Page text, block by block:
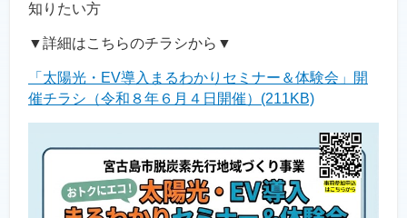
知りたい方
▼詳細はこちらのチラシから▼
「太陽光・EV導入まるわかりセミナー＆体験会」開
催チラシ（令和８年６月４日開催） (211KB)